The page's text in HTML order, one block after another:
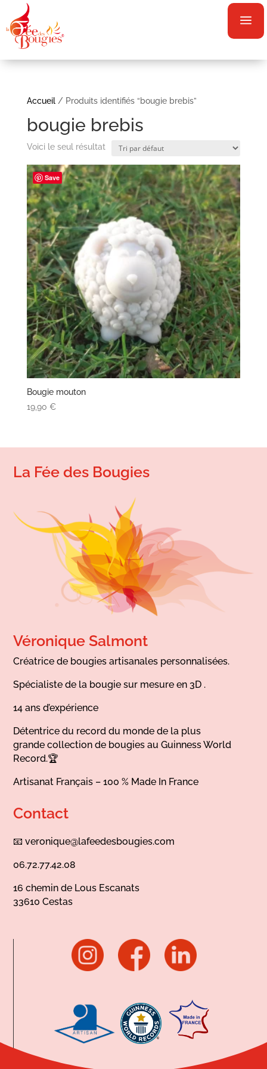
a
Accueil/ Produits identifiés “bougie brebis”
bougie brebis
Voici le seul résultat
Save
Bougie mouton
19,90 €
La Fée des Bougies
Véronique Salmont
Créatrice de bougies artisanales personnalisées.
Spécialiste de la bougie sur mesure en 3D .
14 ans d’expérience
Détentrice du record du monde de la plus
grande collection de bougies au Guinness World
Record.🏆
Artisanat Français – 100 % Made In France
Contact
📧veronique@lafeedesbougies.com
06.72.77.42.08
16 chemin de Lous Escanats
33610 Cestas